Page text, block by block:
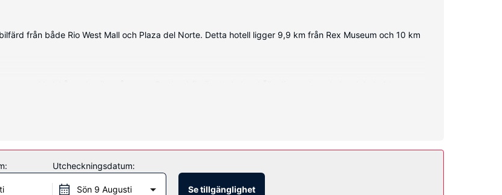
från både Rio West Mall och Plaza del Norte. Detta hotell ligger 9,9 km från Rex Museum och 10 km
och hårtorkar. På rummet finns skrivbord, kaffe- och tebryggare och telefon med gratis lokalsamtal.
nåt gott att äta. Här erbjuds en gratis kontinental frukost dagligen mellan 05.30 och 09.00.
Utcheckningsdatum:
Sön 9 Augusti Se tillgänglighet